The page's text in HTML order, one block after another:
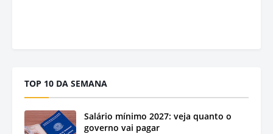
TOP 10 DA SEMANA
Salário mínimo 2027: veja quanto o
governo vai pagar